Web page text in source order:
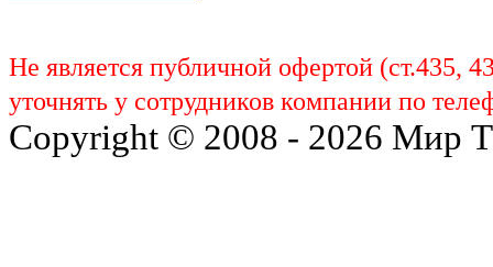
Не является публичной офертой (ст.435,
уточнять у сотрудников компании по
Copyright © 2008 - 2026 Мир